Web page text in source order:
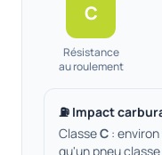
C
Résistance
au roulement
⛽ Impact
ClasseC : environ
qu'un pneu